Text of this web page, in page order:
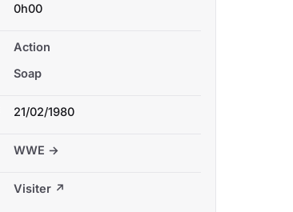
0h00
Action
Soap
21/02/1980
WWE →
Visiter ↗